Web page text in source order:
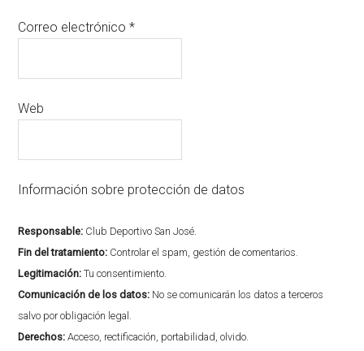
Correo electrónico*
Web
Información sobre protección de datos
Responsable: Club Deportivo San José.
Fin del tratamiento: Controlar el spam, gestión de comentarios.
Legitimación: Tu consentimiento.
Comunicación de los datos: No se comunicarán los datos a terceros
salvo por obligación legal.
Derechos: Acceso, rectificación, portabilidad, olvido.